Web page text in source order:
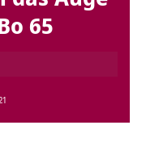
65